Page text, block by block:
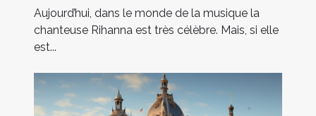
Aujourd’hui, dans le monde de la musique la
chanteuse Rihanna est très célèbre. Mais, si elle
est...